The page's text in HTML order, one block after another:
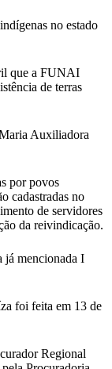
no estado
que a FUNAI
de terras
Auxiliadora
por povos
cadastradas no
de servidores
da reivindicação.
já mencionada I
foi feita em 13 de
Regional